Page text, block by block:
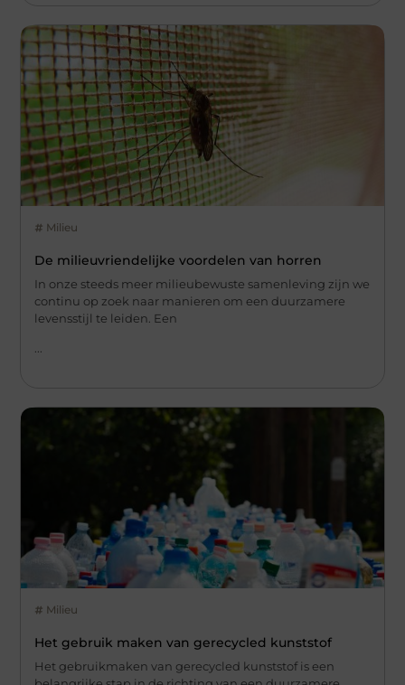
Milieu
De milieuvriendelijke voordelen van horren
In onze steeds meer milieubewuste samenleving zijn we
continu op zoek naar manieren om een duurzamere
levensstijl te leiden. Een
Milieu
Het gebruik maken van gerecycled kunststof
Het gebruikmaken van gerecycled kunststof is een